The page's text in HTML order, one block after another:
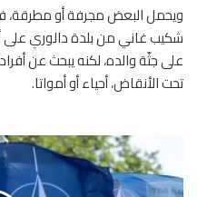
ويحمل البعض مجرفة أو مطرقة،
شكيب غاني من بلدة دالوري على
على جثّة والده، لكنه يبحث عن
تحت الأنقاض، أحياء أو أمواتا.
ت